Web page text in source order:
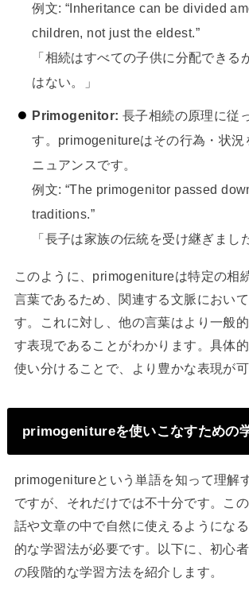
例文: “Inheritance can be divided
children, not just the eldest.”
「相続はすべての子供に分配できる
はない。」
Primogenitor: 長子相続の原理に従
す。primogenitureはその行為・状況
ニュアンスです。
例文: “The primogenitor passed
traditions.”
「長子は家族の伝統を受け継ぎまし
このように、primogenitureは特定の相
言葉であるため、関連する文脈におい
す。これに対し、他の言葉はより一般
す表現であることがわかります。具体
使い分けることで、より豊かな表現が可
primogenitureを使いこなすための
primogenitureという単語を知って理解
ですが、それだけでは不十分です。こ
話や文章の中で自然に使えるようにな
的な学習法が必要です。以下に、初心
の段階的な学習方法を紹介します。